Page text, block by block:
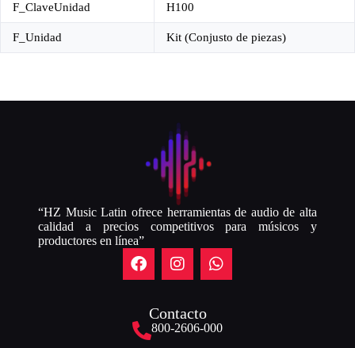
F_ClaveUnidad H100
F_Unidad Kit (Conjusto de piezas)
“HZ Music Latin ofrece herramientas de audio de alta
calidad a precios competitivos para músicos y
productores en línea”
Contacto
800-2606-000